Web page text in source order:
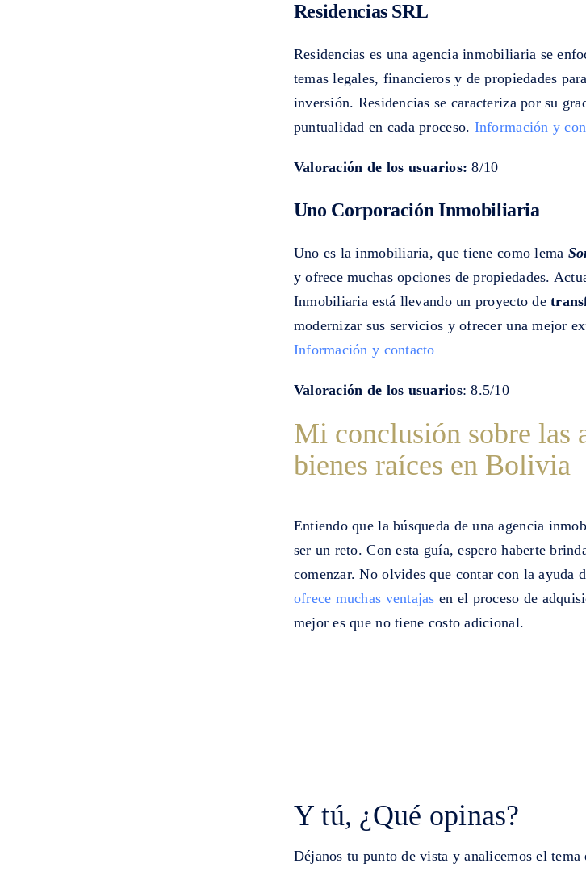
Residencias SRL
Residencias es una agencia inmobiliaria se
temas legales, financieros y de propiedades
inversión. Residencias se caracteriza por su
puntualidad en cada proceso. Información y
Valoración de los usuarios: 8/10
Uno Corporación Inmobiliaria
Uno es la inmobiliaria, que tiene como lema
y ofrece muchas opciones de propiedades.
Inmobiliaria está llevando un proyecto de
modernizar sus servicios y ofrecer una mejor
Información y contacto
Valoración de los usuarios: 8.5/10
Mi conclusión sobre las
bienes raíces en Bolivia
Entiendo que la búsqueda de una agencia
ser un reto. Con esta guía, espero haberte
comenzar. No olvides que contar con la ayuda
ofrece muchas ventajas en el proceso de
mejor es que no tiene costo adicional.
Y tú, ¿Qué opinas?
Déjanos tu punto de vista y analicemos el tema